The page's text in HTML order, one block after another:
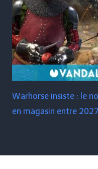
Warhorse insiste : le
en magasin entre